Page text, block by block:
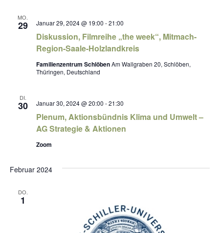
MO.
29
Diskussion, Filmreihe „the week“, Mitmach-
Region-Saale-Holzlandkreis
Januar 29, 2024 @ 19:00 -21:00
Familienzentrum SchlöbenAm Wallgraben 20, Schlöben,
Thüringen, Deutschland
DI.
30
Plenum, Aktionsbündnis Klima und Umwelt –
AG Strategie & Aktionen
Januar 30, 2024 @ 20:00 -21:30
Zoom
Februar 2024
DO.
1